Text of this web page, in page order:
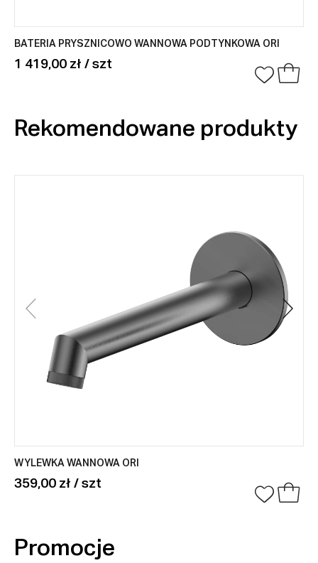
BATERIA PRYSZNICOWO WANNOWA PODTYNKOWA ORI
1 419,00 zł / szt
Rekomendowane produkty
WYLEWKA WANNOWA ORI
359,00 zł / szt
Promocje